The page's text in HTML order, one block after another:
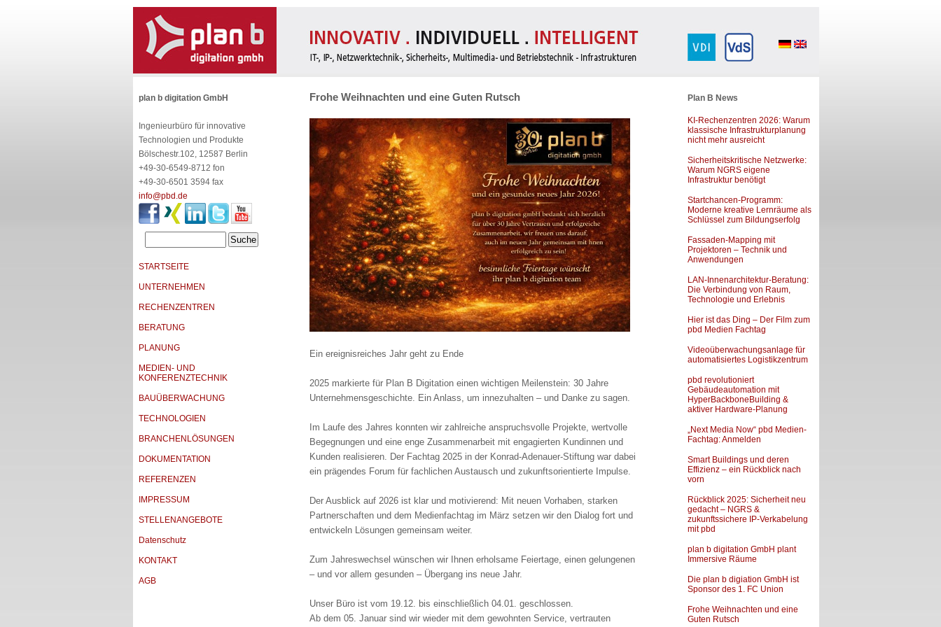
plan b digitation GmbH
Ingenieurbüro für innovative
Technologien und Produkte
Bölschestr.102, 12587 Berlin
+49-30-6549-8712 fon
+49-30-6501 3594 fax
info@pbd.de
STARTSEITE
UNTERNEHMEN
RECHENZENTREN
BERATUNG
PLANUNG
MEDIEN- UND
KONFERENZTECHNIK
BAUÜBERWACHUNG
TECHNOLOGIEN
BRANCHENLÖSUNGEN
DOKUMENTATION
REFERENZEN
IMPRESSUM
STELLENANGEBOTE
Datenschutz
KONTAKT
AGB
Plan B News
KI-Rechenzentren 2026: Warum
klassische Infrastrukturplanung
nicht mehr ausreicht
Sicherheitskritische Netzwerke:
Warum NGRS eigene
Infrastruktur benötigt
Startchancen-Programm:
Moderne kreative Lernräume als
Schlüssel zum Bildungserfolg
Fassaden-Mapping mit
Projektoren – Technik und
Anwendungen
LAN-Innenarchitektur-Beratung:
Die Verbindung von Raum,
Technologie und Erlebnis
Hier ist das Ding – Der Film zum
pbd Medien Fachtag
Videoüberwachungsanlage für
automatisiertes Logistikzentrum
pbd revolutioniert
Gebäudeautomation mit
HyperBackboneBuilding &
aktiver Hardware-Planung
„Next Media Now“ pbd Medien-
Fachtag: Anmelden
Smart Buildings und deren
Effizienz – ein Rückblick nach
vorn
Rückblick 2025: Sicherheit neu
gedacht – NGRS &
zukunftssichere IP-Verkabelung
mit pbd
plan b digitation GmbH plant
Immersive Räume
Die plan b digiation GmbH ist
Sponsor des 1. FC Union
Frohe Weihnachten und eine
Guten Rutsch
Frohe Weihnachten und eine Guten Rutsch
Ein ereignisreiches Jahr geht zu Ende
2025 markierte für Plan B Digitation einen wichtigen Meilenstein: 30 Jahre
Unternehmensgeschichte. Ein Anlass, um innezuhalten – und Danke zu sagen.
Im Laufe des Jahres konnten wir zahlreiche anspruchsvolle Projekte, wertvolle
Begegnungen und eine enge Zusammenarbeit mit engagierten Kundinnen und
Kunden realisieren. Der Fachtag 2025 in der Konrad-Adenauer-Stiftung war dabei
ein prägendes Forum für fachlichen Austausch und zukunftsorientierte Impulse.
Der Ausblick auf 2026 ist klar und motivierend: Mit neuen Vorhaben, starken
Partnerschaften und dem Medienfachtag im März setzen wir den Dialog fort und
entwickeln Lösungen gemeinsam weiter.
Zum Jahreswechsel wünschen wir Ihnen erholsame Feiertage, einen gelungenen
– und vor allem gesunden – Übergang ins neue Jahr.
Unser Büro ist vom 19.12. bis einschließlich 04.01. geschlossen.
Ab dem 05. Januar sind wir wieder mit dem gewohnten Service, vertrauten